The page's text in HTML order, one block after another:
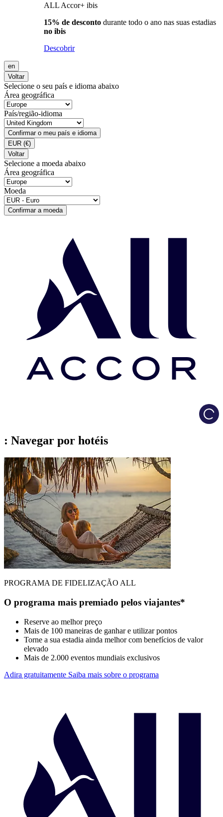
ALL Accor+ ibis
15% de desconto durante todo o ano nas suas estadias
no ibis
Descobrir
en
Voltar
Selecione o seu país e idioma abaixo
Área geográfica
País/região-idioma
Confirmar o meu país e idioma
EUR (€)
Voltar
Selecione a moeda abaixo
Área geográfica
Moeda
Confirmar a moeda
: Navegar por hotéis
PROGRAMA DE FIDELIZAÇÃO ALL
O programa mais premiado pelos viajantes*
Reserve ao melhor preço
Mais de 100 maneiras de ganhar e utilizar pontos
Torne a sua estadia ainda melhor com benefícios de valor
elevado
Mais de 2.000 eventos mundiais exclusivos
Adira gratuitamente Saiba mais sobre o programa